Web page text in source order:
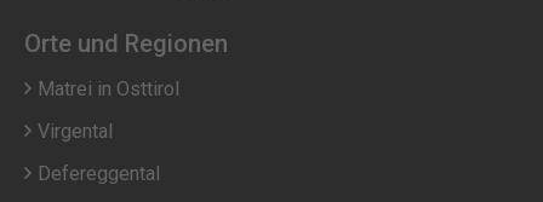
Orte und Regionen
Matrei in Osttirol
Virgental
Defereggental